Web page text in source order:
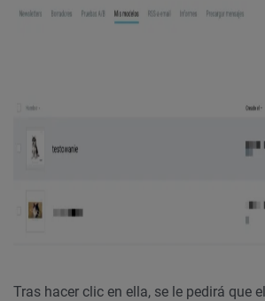
Tras hacer clic en ella, se le pedirá que